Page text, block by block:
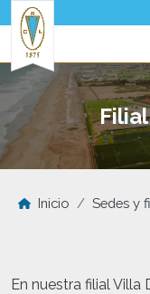
Pasar al contenido
Inicio Sedes y
En nuestra filial Villa